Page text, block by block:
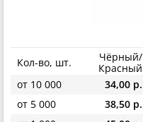
Кол-во, шт.
Чёрный/
Красный
от 10 000
34,00 р.
от 5 000
38,50 р.